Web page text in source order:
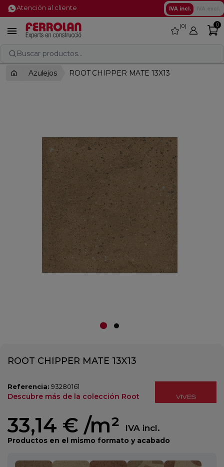
Atención al cliente IVA incl.
 favorite
0 0
Buscar productos...
Azulejos ROOT CHIPPER MATE 13X13
ROOT CHIPPER MATE 13X13
Referencia: 93280161
Descubre más de la colección Root
33,14 € /m² IVA incl.
Productos en el mismo formato y acabado